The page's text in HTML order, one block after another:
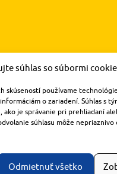
súhlas so súbormi cookie
skúseností používame
o zariadení. Súhlas s
ako je správanie pri prehliadaní
súhlasu môže
Odmietnuť všetko